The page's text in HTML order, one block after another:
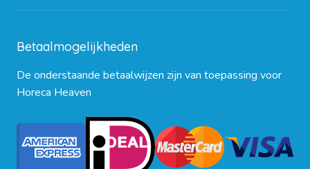
Betaalmogelijkheden
De onderstaande betaalwijzen zijn van toepassing voor
Horeca Heaven